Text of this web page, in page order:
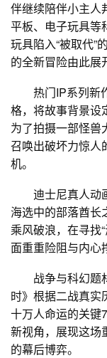
伴继续陪伴小主人
平板、电子玩具等
玩具陷入“被取代”
的全新冒险由此展
热门IP系列新作
格，将故事背景设
为了拍摄一部怪兽
召唤出破坏力惊人
机。
迪士尼真人动画
海选中的部落酋长
乘风破浪，在寻找
面重重险阻与内心
战争与科幻题
时》根据二战真实
十万人命运的关键
新视角，展现这场
的幕后博弈。